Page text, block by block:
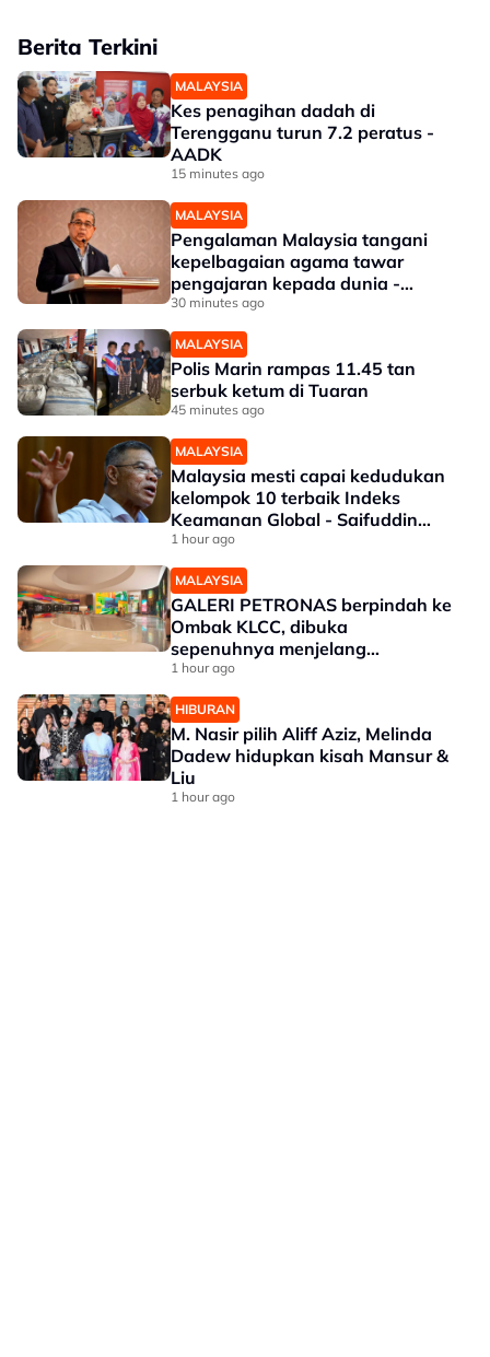
Berita Terkini
MALAYSIA
Kes penagihan dadah di
Terengganu turun 7.2 peratus -
AADK
15 minutes ago
MALAYSIA
Pengalaman Malaysia tangani
kepelbagaian agama tawar
pengajaran kepada dunia -
Aaron
30 minutes ago
MALAYSIA
Polis Marin rampas 11.45 tan
serbuk ketum di Tuaran
45 minutes ago
MALAYSIA
Malaysia mesti capai kedudukan
kelompok 10 terbaik Indeks
Keamanan Global - Saifuddin
Nasution
1 hour ago
MALAYSIA
GALERI PETRONAS berpindah ke
Ombak KLCC, dibuka
sepenuhnya menjelang
penghujung 2027
1 hour ago
HIBURAN
M. Nasir pilih Aliff Aziz, Melinda
Dadew hidupkan kisah Mansur &
Liu
1 hour ago